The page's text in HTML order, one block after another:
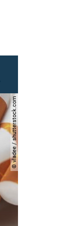
© vladee / shutterstock.com